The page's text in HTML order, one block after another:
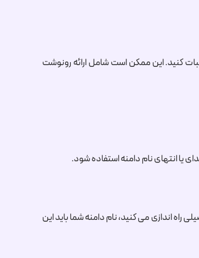
کنید. این ممکن است شامل ارائه رونوشت
اندازی می کنید، نام دامنه شما باید این